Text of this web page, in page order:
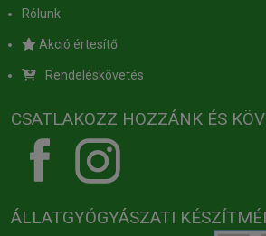
Rólunk
Akció értesítő
Rendeléskövetés
CSATLAKOZZ HOZZÁNK ÉS
ÁLLATGYÓGYÁSZATI